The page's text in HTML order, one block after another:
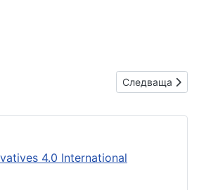
Следваща
Следваща
4.0 International